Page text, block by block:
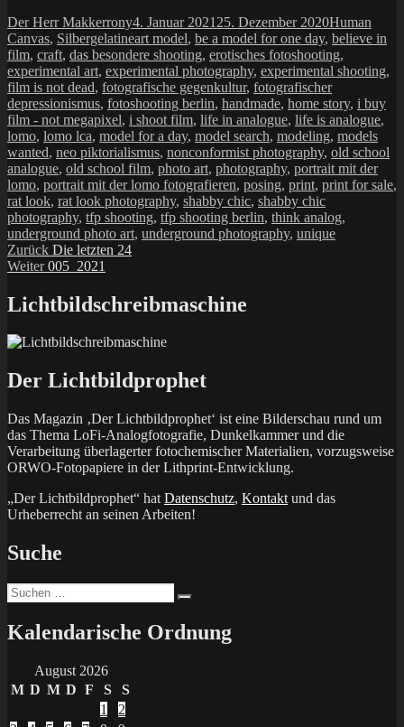
Autor
Der Herr MakkerronyVeröffentlicht
am
4. Januar 2021 25. Dezember 2020Kategorien
Human
Canvas, SilbergelatineSchlagwörter
art model, be a model for one day, believe in
film, craft, das besondere shooting, erotisches fotoshooting,
experimental art, experimental photography, experimental shooting,
film is not dead, fotografische gegenkultur, fotografischer
depressionismus, fotoshooting berlin, handmade, home story, i buy
film - not megapixel, i shoot film, life in analogue, life is analogue,
lomo, lomo lca, model for a day, model search, modeling, models
wanted, neo piktorialismus, nonconformist photography, old school
analogue, old school film, photo art, photography, portrait mit der
lomo, portrait mit der lomo fotografieren, posing, print, print for sale,
rat look, rat look photography, shabby chic, shabby chic
photography, tfp shooting, tfp shooting berlin, think analog,
underground photo art, underground photography, unique
Beitragsnavigation
Zurück Vorheriger
Beitrag:
Die letzten 24
Weiter Nächster
005_2021
Lichtbildschreibmaschine
Der Lichtbildprophet
Das Magazin ‚Der Lichtbildprophet‘ ist eine Bilderschau rund um
das Thema LoFi-Analogfotografie, Dunkelkammer und die
Verarbeitung überlagerter fotochemischer Materialien, vorzugsweise
ORWO-Fotopapiere in der Lithprint-Entwicklung.
„Der Lichtbildprophet“ hat Datenschutz, Kontakt und das
Urheberrecht an seinen Arbeiten!
Suche
Suchen
nach:
Kalendarische Ordnung
August 2026
M D M D F S
S
1
2